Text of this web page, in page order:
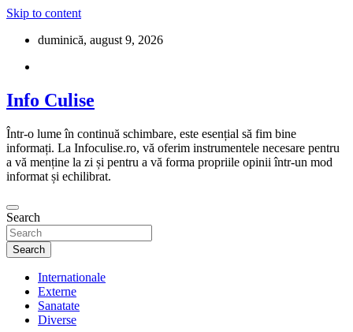
Skip to content
duminică, august 9, 2026
Info Culise
Într-o lume în continuă schimbare, este esențial să fim bine
informați. La Infoculise.ro, vă oferim instrumentele necesare pentru
a vă menține la zi și pentru a vă forma propriile opinii într-un mod
informat și echilibrat.
Search
Search
Internationale
Externe
Sanatate
Diverse